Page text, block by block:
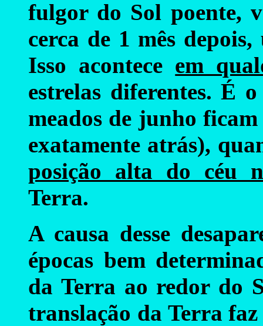
fulgor do Sol poente,
cerca de 1 mês
Isso acontece em
estrelas diferentes. É
meados de junho
exatamente atrás),
posição alta do céu
Terra.
A causa desse
épocas bem
da Terra ao redor do
translação da Terra